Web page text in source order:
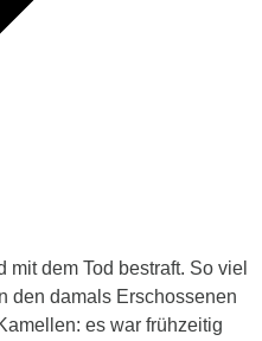
dem Tod bestraft. So viel
den damals Erschossenen
es war frühzeitig